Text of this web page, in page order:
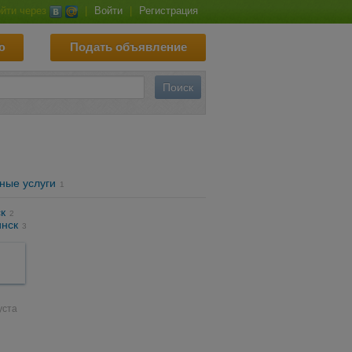
через Войти Регистрация
Подать объявление
услуги 1
2
3